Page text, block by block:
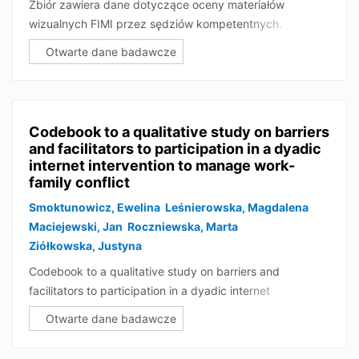
dziadków). Listy są w dwóch wersjach językowych:
polskiej oraz angielskiej.
Projekt finansowany jest przez Narodowe Centrum Nauki
(SONATA 2022/47/D/HS6/00726). Jest on kontynuacją
badań pilotażowych realizowanych w ramach projektu
"Przekraczając (nie)widzialne granice. Doświadczenie
awansu klasowego w biografiach jednostek" (NCN,
MINIATURA 2020/04/X/HS6/00399):
https://share.swps.edu.pl/entities/dataset/982580b5-
29d0-476b-9641-ae207bca15f7.
valid/missing counts, and range or value coding.
Zbiór zawiera dane dotyczące oceny materiałów
wizualnych FIMI przez sędziów kompetentnych.
Otwarte dane badawcze
Codebook to a qualitative study on barriers
and facilitators to participation in a dyadic
internet intervention to manage work-
family conflict
Smoktunowicz, Ewelina Leśnierowska, Magdalena
Maciejewski, Jan Roczniewska, Marta
Ziółkowska, Justyna
Codebook to a qualitative study on barriers and
facilitators to participation in a dyadic internet
intervention to manage work-family conflict as reported
in: Smoktunowicz E, Maciejewski J, Lesnierowska M,
Otwarte dane badawcze